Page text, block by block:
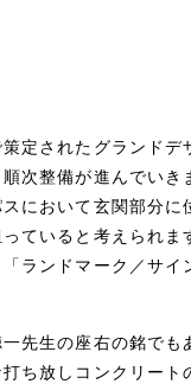
定されたグランド
次整備が進んでい
において玄関部分に
ていると考えられ
ランドマーク／サ
先生の座右の銘で
ち放しコンクリー